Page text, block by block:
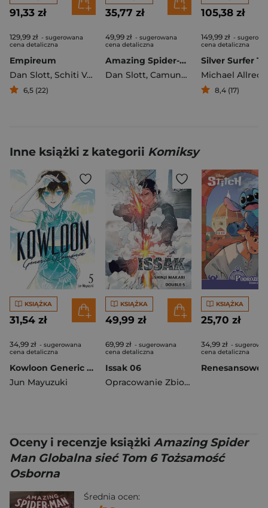
91,33 zł
129,99 zł - sugerowana
cena detaliczna
Empireum
Dan Slott, Schiti Valerio ,Sean Izaakse,Ewing Al
6,5 (22)
35,77 zł
49,99 zł - sugerowana
cena detaliczna
Amazing Spider-Man. Globalna sieć. Wrogie przejęcie
Dan Slott, Camuncoli Giuseppe
105,38 zł
149,99 zł -
cena detaliczna
Silver Surfer
Michael Allred
8,4 (17)
Inne książki z kategorii Komiksy
KSIĄŻKA
31,54 zł
34,99 zł - sugerowana
cena detaliczna
Kowloon Generic Romance. Tom 5
Jun Mayuzuki
KSIĄŻKA
49,99 zł
69,99 zł - sugerowana
cena detaliczna
Issak 06
Opracowanie Zbiorowe
KSIĄŻKA
25,70 zł
34,99 zł -
cena detaliczna
Oceny i recenzje książki Amazing Spider
Man Globalna sieć Tom 6 Tożsamość
Osborna
Średnia ocen: